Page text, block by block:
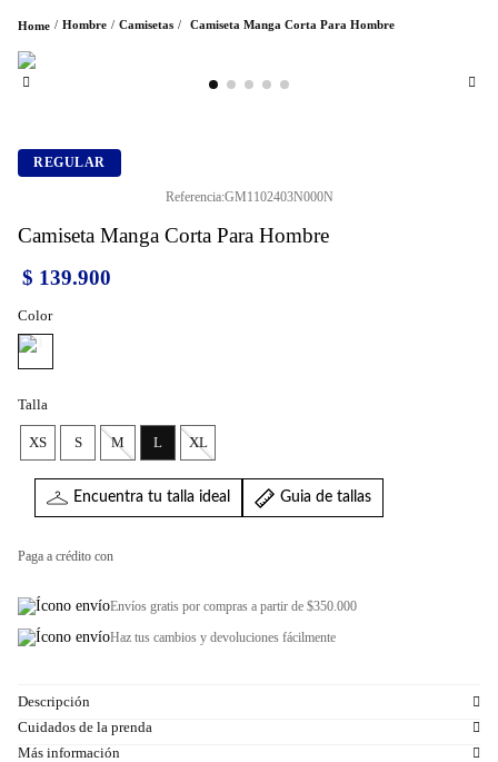
Hombre Camisetas Camiseta Manga Corta Para Hombre
REGULAR
Referencia:GM1102403N000N
Camiseta Manga Corta Para Hombre
$ 139.900
Color
Talla
XS S M L XL
Encuentra tu talla ideal Guia de tallas
Paga a crédito con
Envíos gratis por compras a partir de $350.000
Haz tus cambios y devoluciones fácilmente
Descripción
Cuidados de la prenda
Más información